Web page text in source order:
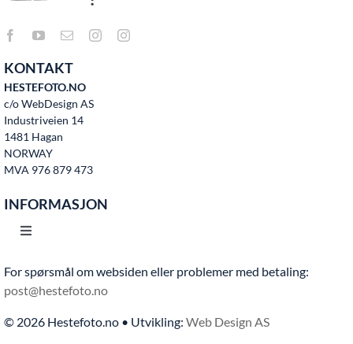
KONTAKT
HESTEFOTO.NO
c/o WebDesign AS
Industriveien 14
1481 Hagan
NORWAY
MVA 976 879 473
INFORMASJON
Toggle
Hjem
Bruksvilkår
For spørsmål om websiden eller problemer med betaling:
post@hestefoto.no
© 2026 Hestefoto.no • Utvikling: Web Design AS